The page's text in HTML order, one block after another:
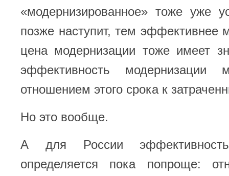
«модернизированное» тоже уже
позже наступит, тем эффективнее
цена модернизации тоже имеет
эффективность модернизации
отношением этого срока к
Но это вообще.
А для России эффективность
определяется пока попроще: